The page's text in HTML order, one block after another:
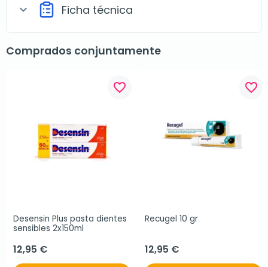
expand_more Ficha técnica
Comprados conjuntamente
favorite_border
Desensin Plus pasta dientes
sensibles 2x150ml
12,95 €
favorite_border
Recugel 10 gr
12,95 €